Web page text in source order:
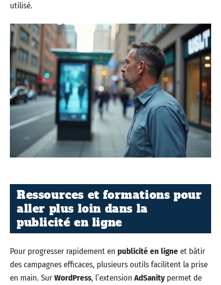
utilisé.
Ressources et formations pour
aller plus loin dans la
publicité en ligne
Pour progresser rapidement en publicité en ligneet bâtir
des campagnes efficaces, plusieurs outils facilitent la prise
en main. SurWordPress, l’extension AdSanity permet de